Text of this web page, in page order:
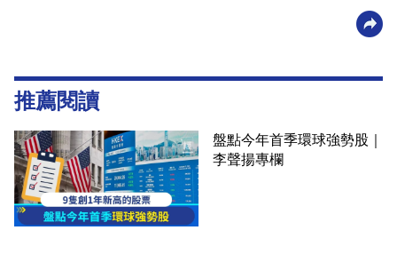
推薦閱讀
盤點今年首季環球強勢股｜
李聲揚專欄